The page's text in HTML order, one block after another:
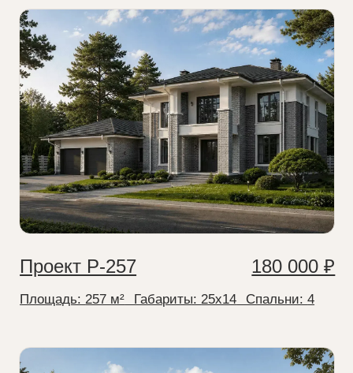
Площадь:140 м²⠀Габариты:13x15⠀Спальни:4
100 000 ₽
Проект О-141